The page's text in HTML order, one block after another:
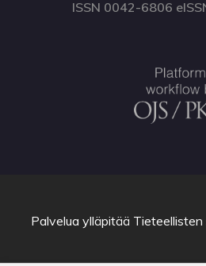
ISSN 0042-6806
Palvelua ylläpitää Tieteellisten